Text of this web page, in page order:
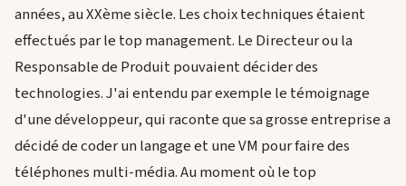
années, au XXème siècle. Les choix techniques étaient
effectués par le top management. Le Directeur ou la
Responsable de Produit pouvaient décider des
technologies. J'ai entendu par exemple le témoignage
d'une développeur, qui raconte que sa grosse entreprise a
décidé de coder un langage et une VM pour faire des
téléphones multi-média. Au moment où le top